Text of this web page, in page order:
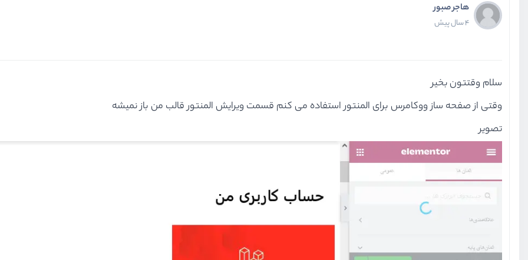
هاجر صبور
4 سال پیش
سلام وقتتون بخیر
وقتی از صفحه ساز ووکامرس برای المنتور استفاده می کنم قسمت ویرایش المنتور قالب من باز نمیشه
تصویر